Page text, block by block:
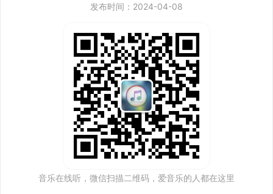
发布时间：2024-04-08
音乐在线听，微信扫描二维码，爱音乐的人都在这里